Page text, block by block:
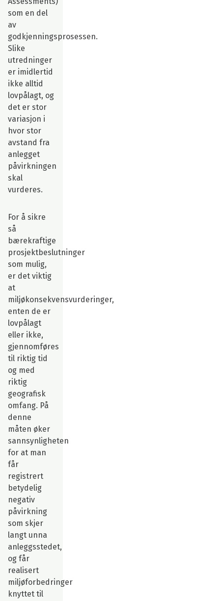
som en del
av
godkjenningsprosessen.
Slike
utredninger
er imidlertid
ikke alltid
lovpålagt, og
det er stor
variasjon i
hvor stor
avstand fra
anlegget
påvirkningen
skal
vurderes.
For å sikre
så
bærekraftige
prosjektbeslutninger
som mulig,
er det viktig
at
miljøkonsekvensvurderinger,
enten de er
lovpålagt
eller ikke,
gjennomføres
til riktig tid
og med
riktig
geografisk
omfang. På
denne
måten øker
sannsynligheten
for at man
får
registrert
betydelig
negativ
påvirkning
som skjer
langt unna
anleggsstedet,
og får
realisert
miljøforbedringer
knyttet til